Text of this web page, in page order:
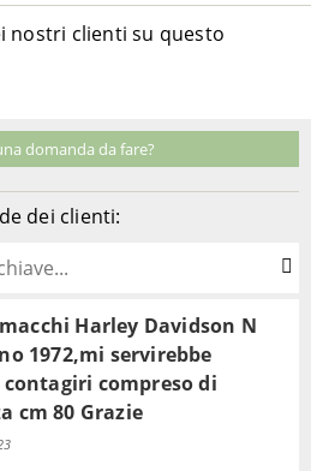
nostri clienti su questo
domanda da fare?
dei clienti:
Harley Davidson N
1972,mi servirebbe
compreso di
cm 80 Grazie